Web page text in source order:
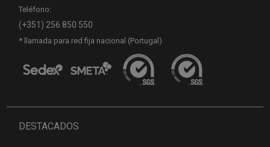
Teléfono:
(+351) 256 850 550
* llamada para red fija nacional (Portugal)
DESTACADOS